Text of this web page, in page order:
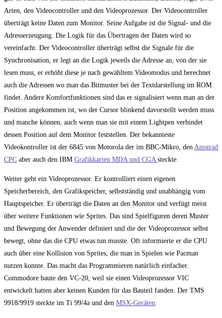
Arten, den Videocontroller und den Videoprozessor. Der Videocontroller
überträgt keine Daten zum Monitor. Seine Aufgabe ist die Signal- und die
Adresserzeugung. Die Logik für das Übertragen der Daten wird so
vereinfacht. Der Videocontroller überträgt selbst die Signale für die
Synchronisation, er legt an die Logik jeweils die Adresse an, von der sie
lesen muss, er erhöht diese je nach gewähltem Videomodus und berechnet
auch die Adressen wo man das Bitmuster bei der Textdarstellung im ROM
findet. Andere Komfortfunktionen sind das er signalisiert wenn man an der
Position angekommen ist, wo der Cursor blinkend davorstellt werden muss
und manche können, auch wenn man sie mit einem Lightpen verbindet
dessen Position auf dem Monitor feststellen. Der bekannteste
Videokontroller ist der 6845 von Motorola der im BBC-Mikro, den Amstrad
CPC aber auch den IBM Grafikkarten MDA und CGA steckte.
Weiter geht ein Videoprozessor. Er kontrolliert einen eigenen
Speicherbereich, den Grafikspeicher, selbstständig und unabhängig vom
Hauptspeicher. Er überträgt die Daten an den Monitor und verfügt meist
über weitere Funktionen wie Sprites. Das sind Spielfiguren deren Muster
und Bewegung der Anwender definiert und die der Videoprozessor selbst
bewegt, ohne das die CPU etwas tun musste. Oft informierte er die CPU
auch über eine Kollision von Sprites, die man in Spielen wie Pacman
nutzen konnte. Das macht das Programmieren natürlich einfacher.
Commodore baute den VC-20, weil sie einen Videoprozessor VIC
entwickelt hatten aber keinen Kunden für das Bauteil fanden. Der TMS
9918/9919 steckte im Ti 99/4a und den MSX-Geräten